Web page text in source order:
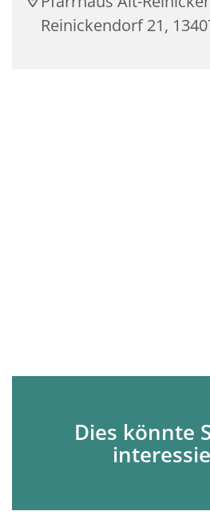
Reinickendorf 21,
Dies könnte